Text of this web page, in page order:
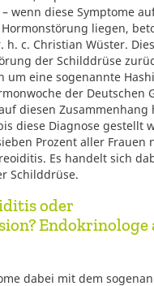
wenn diese Symptome
liegen,
h. c. Christian Wüster.
der Schilddrüse
um eine sogenannte
der Deutschen
diesen Zusammenhang
diese Diagnose gestellt
Prozent aller Frauen
Es handelt sich
Schilddrüse.
oder
Endokrinologe
dabei mit dem